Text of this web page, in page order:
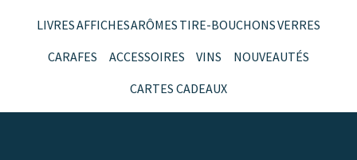
LIVRESAFFICHESARÔMES TIRE-BOUCHONSVERRES
CARAFES ACCESSOIRES VINS NOUVEAUTÉS
CARTES CADEAUX